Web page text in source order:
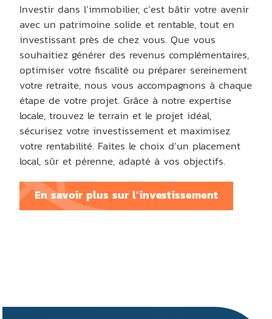
Investir dans l’immobilier, c’est bâtir votre avenir
avec un patrimoine solide et rentable, tout en
investissant près de chez vous. Que vous
souhaitiez générer des revenus complémentaires,
optimiser votre fiscalité ou préparer sereinement
votre retraite, nous vous accompagnons à chaque
étape de votre projet. Grâce à notre expertise
locale, trouvez le terrain et le projet idéal,
sécurisez votre investissement et maximisez
votre rentabilité. Faites le choix d’un placement
local, sûr et pérenne, adapté à vos objectifs.
En savoir plus sur l’investissement